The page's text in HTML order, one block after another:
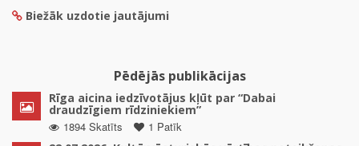
Biežāk uzdotie jautājumi
Pēdējās publikācijas
Rīga aicina iedzīvotājus kļūt par “Dabai
draudzīgiem rīdziniekiem”
1894 Skatīts
1 Patīk